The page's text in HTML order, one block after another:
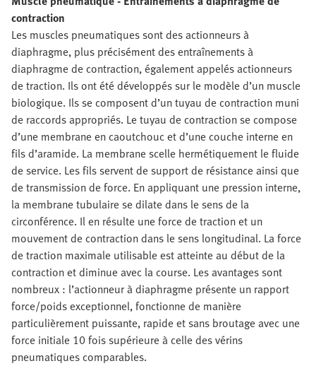
contraction
Les muscles pneumatiques sont des actionneurs à
diaphragme, plus précisément des entraînements à
diaphragme de contraction, également appelés actionneurs
de traction. Ils ont été développés sur le modèle d’un muscle
biologique. Ils se composent d’un tuyau de contraction muni
de raccords appropriés. Le tuyau de contraction se compose
d’une membrane en caoutchouc et d’une couche interne en
fils d’aramide. La membrane scelle hermétiquement le fluide
de service. Les fils servent de support de résistance ainsi que
de transmission de force. En appliquant une pression interne,
la membrane tubulaire se dilate dans le sens de la
circonférence. Il en résulte une force de traction et un
mouvement de contraction dans le sens longitudinal. La force
de traction maximale utilisable est atteinte au début de la
contraction et diminue avec la course. Les avantages sont
nombreux : l’actionneur à diaphragme présente un rapport
force/poids exceptionnel, fonctionne de manière
particulièrement puissante, rapide et sans broutage avec une
force initiale 10 fois supérieure à celle des vérins
pneumatiques comparables.